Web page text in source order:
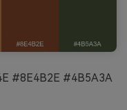
#8E4B2E #4B5A3A